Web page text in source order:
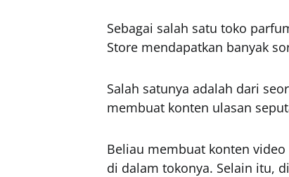
Sebagai salah satu toko
Store mendapatkan banyak
Salah satunya adalah dari
membuat konten ulasan
Beliau membuat konten
di dalam tokonya. Selain itu,